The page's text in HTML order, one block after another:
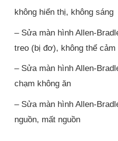
không hiển thị, không sáng
– Sửa màn hình Allen-
treo (bị đơ), không thể cảm
– Sửa màn hình Allen-
chạm không ăn
– Sửa màn hình Allen-
nguồn, mất nguồn